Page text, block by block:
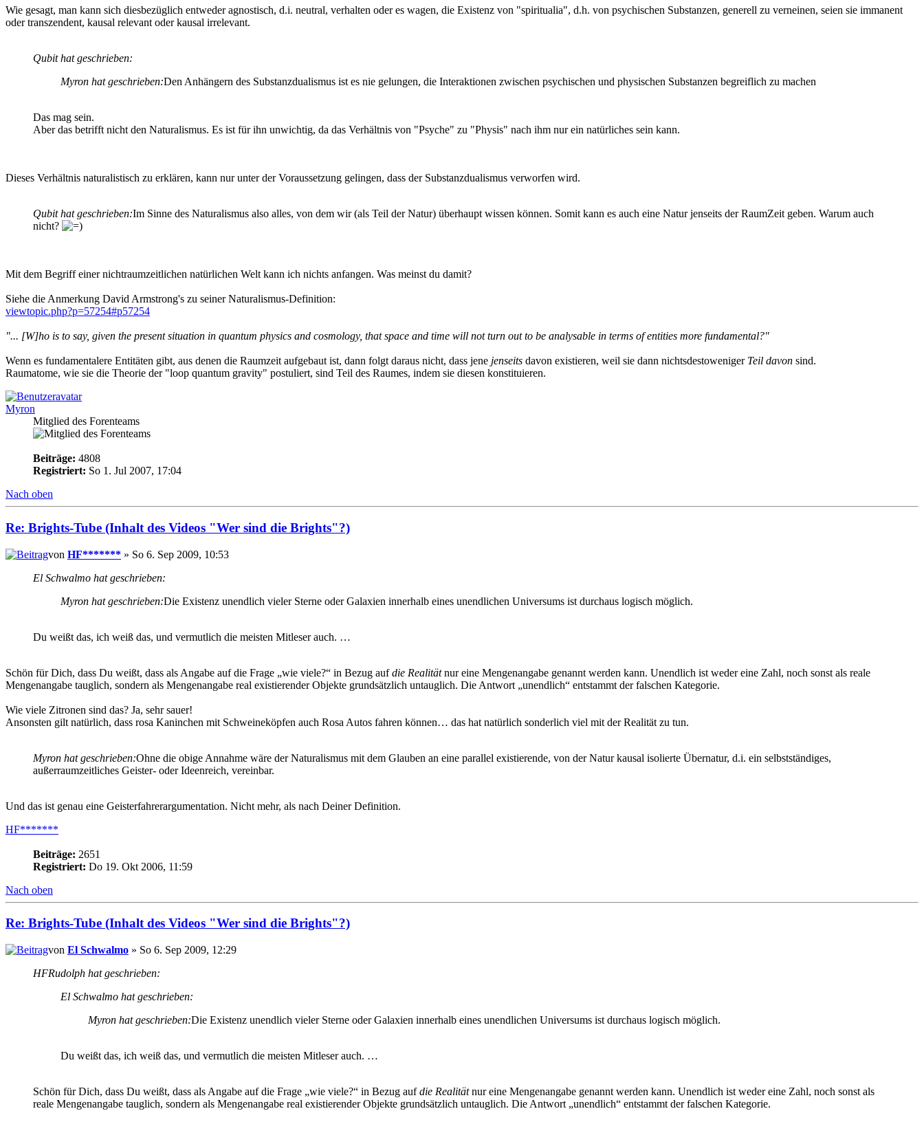
Wie gesagt, man kann sich diesbezüglich entweder agnostisch, d.i. neutral, verhalten oder es wagen, die Existenz von "spiritualia", d.h. von psychischen Substanzen, generell zu verneinen, seien sie immanent
oder transzendent, kausal relevant oder kausal irrelevant.
Qubit hat geschrieben:
Myron hat geschrieben:Den Anhängern des Substanzdualismus ist es nie gelungen, die Interaktionen zwischen psychischen und physischen Substanzen begreiflich zu machen
Das mag sein.
Aber das betrifft nicht den Naturalismus. Es ist für ihn unwichtig, da das Verhältnis von "Psyche" zu "Physis" nach ihm nur ein natürliches sein kann.
Dieses Verhältnis naturalistisch zu erklären, kann nur unter der Voraussetzung gelingen, dass der Substanzdualismus verworfen wird.
Qubit hat geschrieben:Im Sinne des Naturalismus also alles, von dem wir (als Teil der Natur) überhaupt wissen können. Somit kann es auch eine Natur jenseits der RaumZeit geben. Warum auch
nicht?
Mit dem Begriff einer nichtraumzeitlichen natürlichen Welt kann ich nichts anfangen. Was meinst du damit?
Siehe die Anmerkung David Armstrong's zu seiner Naturalismus-Definition:
viewtopic.php?p=57254#p57254
"... [W]ho is to say, given the present situation in quantum physics and cosmology, that space and time will not turn out to be analysable in terms of entities more fundamental?"
Wenn es fundamentalere Entitäten gibt, aus denen die Raumzeit aufgebaut ist, dann folgt daraus nicht, dass jene jenseits davon existieren, weil sie dann nichtsdestoweniger Teil davon sind.
Raumatome, wie sie die Theorie der "loop quantum gravity" postuliert, sind Teil des Raumes, indem sie diesen konstituieren.
Myron
Mitglied des Forenteams
Beiträge: 4808
Registriert: So 1. Jul 2007, 17:04
Nach oben
Re: Brights-Tube (Inhalt des Videos "Wer sind die Brights"?)
von HF******* » So 6. Sep 2009, 10:53
El Schwalmo hat geschrieben:
Myron hat geschrieben:Die Existenz unendlich vieler Sterne oder Galaxien innerhalb eines unendlichen Universums ist durchaus logisch möglich.
Du weißt das, ich weiß das, und vermutlich die meisten Mitleser auch. …
Schön für Dich, dass Du weißt, dass als Angabe auf die Frage „wie viele?“ in Bezug aufdie Realitätnur eine Mengenangabe genannt werden kann. Unendlich ist weder eine Zahl, noch sonst als reale
Mengenangabe tauglich, sondern als Mengenangabe real existierender Objekte grundsätzlich untauglich. Die Antwort „unendlich“ entstammt der falschen Kategorie.
Wie viele Zitronen sind das? Ja, sehr sauer!
Ansonsten gilt natürlich, dass rosa Kaninchen mit Schweineköpfen auch Rosa Autos fahren können… das hat natürlich sonderlich viel mit der Realität zu tun.
Myron hat geschrieben:Ohne die obige Annahme wäre der Naturalismus mit dem Glauben an eine parallel existierende, von der Natur kausal isolierte Übernatur, d.i. ein selbstständiges,
außerraumzeitliches Geister- oder Ideenreich, vereinbar.
Und das ist genau eine Geisterfahrerargumentation. Nicht mehr, als nach Deiner Definition.
HF*******
Beiträge: 2651
Registriert: Do 19. Okt 2006, 11:59
Nach oben
Re: Brights-Tube (Inhalt des Videos "Wer sind die Brights"?)
von El Schwalmo » So 6. Sep 2009, 12:29
HFRudolph hat geschrieben:
El Schwalmo hat geschrieben:
Myron hat geschrieben:Die Existenz unendlich vieler Sterne oder Galaxien innerhalb eines unendlichen Universums ist durchaus logisch möglich.
Du weißt das, ich weiß das, und vermutlich die meisten Mitleser auch. …
Schön für Dich, dass Du weißt, dass als Angabe auf die Frage „wie viele?“ in Bezug aufdie Realitätnur eine Mengenangabe genannt werden kann. Unendlich ist weder eine Zahl, noch sonst als
reale Mengenangabe tauglich, sondern als Mengenangabe real existierender Objekte grundsätzlich untauglich. Die Antwort „unendlich“ entstammt der falschen Kategorie.